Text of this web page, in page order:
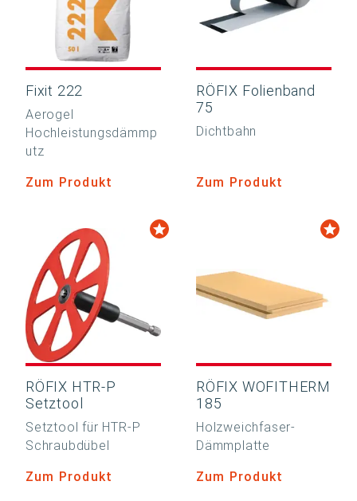
Fixit 222
Aerogel
Hochleistungsdämmp
utz
Zum Produkt
RÖFIX Folienband
75
Dichtbahn
Zum Produkt
RÖFIX HTR-P
Setztool
Setztool für HTR-P
Schraubdübel
Zum Produkt
RÖFIX WOFITHERM
185
Holzweichfaser-
Dämmplatte
Zum Produkt